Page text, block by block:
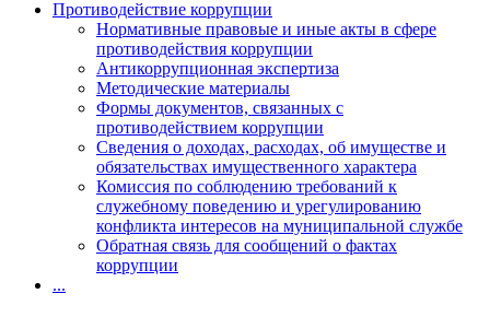
Противодействие коррупции
Нормативные правовые и иные акты в сфере
противодействия коррупции
Антикоррупционная экспертиза
Методические материалы
Формы документов, связанных с
противодействием коррупции
Сведения о доходах, расходах, об имуществе и
обязательствах имущественного характера
Комиссия по соблюдению требований к
служебному поведению и урегулированию
конфликта интересов на муниципальной службе
Обратная связь для сообщений о фактах
коррупции
...